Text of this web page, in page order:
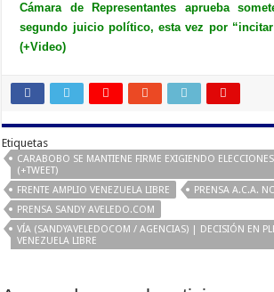
Cámara de Representantes aprueba
segundo juicio político, esta vez por
(+Video)
Etiquetas
CARABOBO SE MANTIENE FIRME EXIGIENDO
(+TWEET)
FRENTE AMPLIO VENEZUELA LIBRE
PRENSA A.C.A.
PRENSA SANDY AVELEDO.COM
VÍA (SANDYAVELEDOCOM / AGENCIAS) | DECISIÓN EN
VENEZUELA LIBRE